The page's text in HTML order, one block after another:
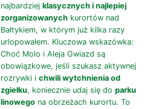
najbardziejklasycznych i najlepiej
zorganizowanych kurortów nad
Bałtykiem, w którym już kilka razy
urlopowałem. Kluczowa wskazówka:
Choć Molo i Aleja Gwiazd są
obowiązkowe, jeśli szukasz aktywnej
rozrywki ichwili wytchnienia od
zgiełku, koniecznie udaj się doparku
linowego na obrzeżach kurortu. To